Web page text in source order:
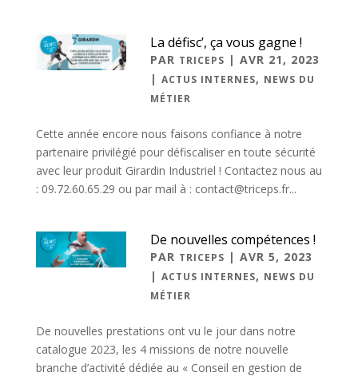
La défisc’, ça vous gagne !
PAR TRICEPS |AVR 21, 2023
|ACTUS INTERNES, NEWS DU
MÉTIER
Cette année encore nous faisons confiance à notre
partenaire privilégié pour défiscaliser en toute sécurité
avec leur produit Girardin Industriel ! Contactez nous au
: 09.72.60.65.29 ou par mail à : contact@triceps.fr...
De nouvelles compétences !
PAR TRICEPS |AVR 5, 2023
|ACTUS INTERNES, NEWS DU
MÉTIER
De nouvelles prestations ont vu le jour dans notre
catalogue 2023, les 4 missions de notre nouvelle
branche d’activité dédiée au « Conseil en gestion de